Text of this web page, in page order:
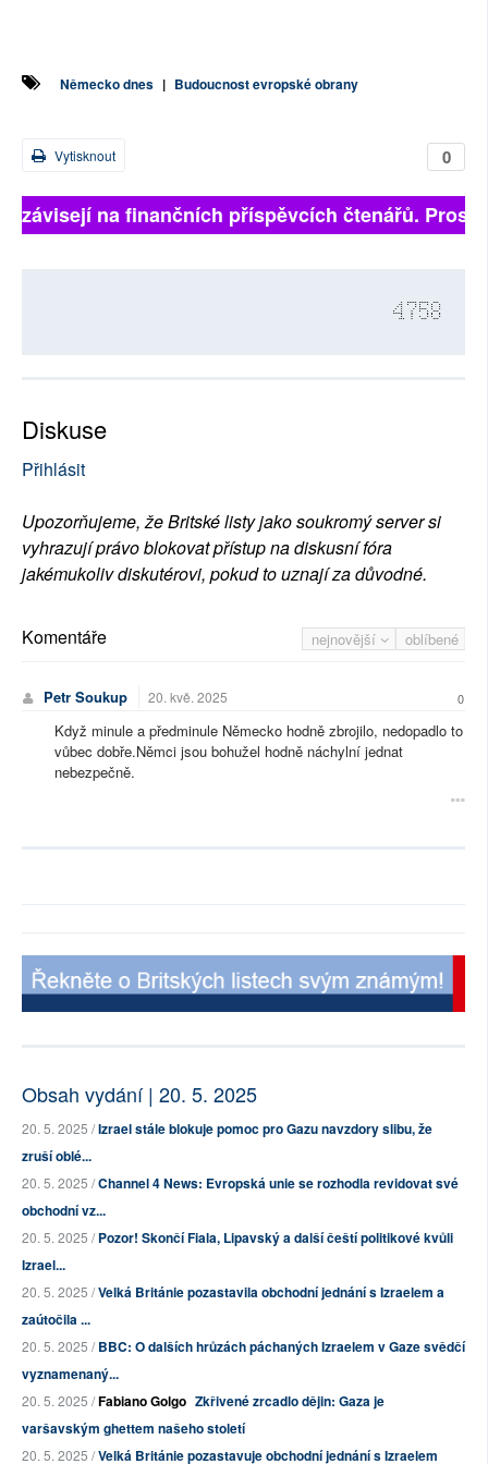
Německo dnes | Budoucnost evropské obrany
0
Vytisknout
na finančních příspěvcích čtenářů.
4758
Diskuse
Přihlásit
Upozorňujeme, že Britské listy jako soukromý server si
vyhrazují právo blokovat přístup na diskusní fóra
jakémukoliv diskutérovi, pokud to uznají za důvodné.
nejnovější oblíbené
Komentáře
Petr Soukup 20. kvě. 2025 0
Když minule a předminule Německo hodně zbrojilo, nedopadlo to
vůbec dobře.Němci jsou bohužel hodně náchylní jednat
nebezpečně.
Obsah vydání | 20. 5. 2025
20. 5. 2025 /Izrael stále blokuje pomoc pro Gazu navzdory slibu, že
zruší oblé...
20. 5. 2025 /Channel 4 News: Evropská unie se rozhodla revidovat své
obchodní vz...
20. 5. 2025 /Pozor! Skončí Fiala, Lipavský a další čeští politikové kvůli
Izrael...
20. 5. 2025 /Velká Británie pozastavila obchodní jednání s Izraelem a
zaútočila ...
20. 5. 2025 /BBC: O dalších hrůzách páchaných Izraelem v Gaze svědčí
vyznamenaný...
20. 5. 2025 /Fabiano Golgo Zkřivené zrcadlo dějin: Gaza je
varšavským ghettem našeho století
20. 5. 2025 /Velká Británie pozastavuje obchodní jednání s Izraelem